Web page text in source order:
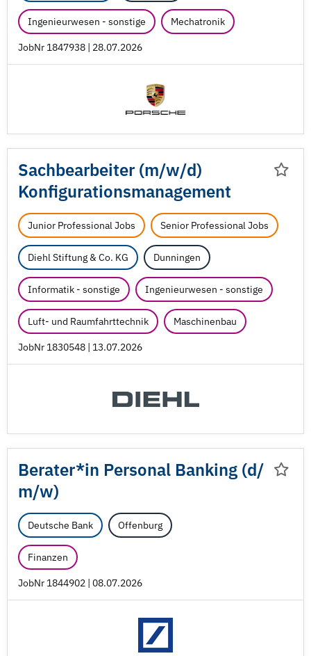
Ingenieurwesen - sonstige Mechatronik
JobNr 1847938 | 28.07.2026
Sachbearbeiter (m/w/d)
Konfigurationsmanagement
Junior Professional Jobs Senior Professional Jobs
Diehl Stiftung & Co. KG Dunningen
Informatik - sonstige Ingenieurwesen - sonstige
Luft- und Raumfahrttechnik Maschinenbau
JobNr 1830548 | 13.07.2026
Berater*in Personal Banking (d/
m/w)
Deutsche Bank Offenburg
Finanzen
JobNr 1844902 | 08.07.2026